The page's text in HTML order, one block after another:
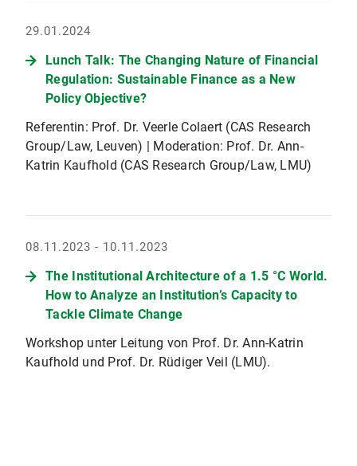
29.01.2024
Lunch Talk: The Changing Nature of Financial
Regulation: Sustainable Finance as a New
Policy Objective?
Referentin: Prof. Dr. Veerle Colaert (CAS Research
Group/Law, Leuven) | Moderation: Prof. Dr. Ann-
Katrin Kaufhold (CAS Research Group/Law, LMU)
08.11.2023 - 10.11.2023
The Institutional Architecture of a 1.5 °C World.
How to Analyze an Institution’s Capacity to
Tackle Climate Change
Workshop unter Leitung von Prof. Dr. Ann-Katrin
Kaufhold und Prof. Dr. Rüdiger Veil (LMU).